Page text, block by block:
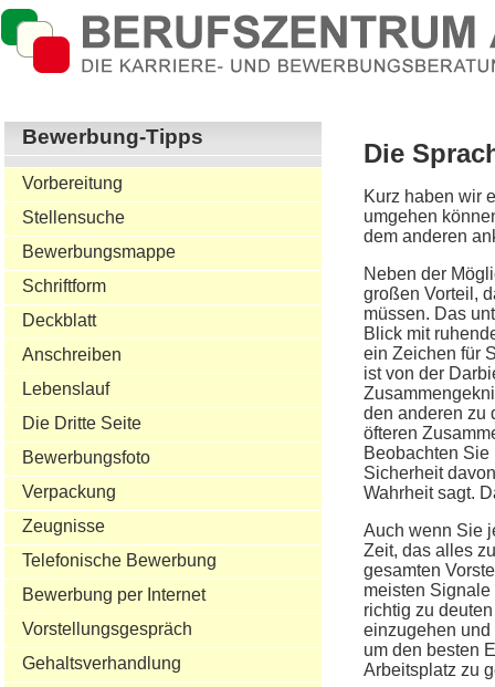
Bewerbung-Tipps
Vorbereitung
Stellensuche
Bewerbungsmappe
Schriftform
Deckblatt
Anschreiben
Lebenslauf
Die Dritte Seite
Bewerbungsfoto
Verpackung
Zeugnisse
Telefonische Bewerbung
Bewerbung per Internet
Vorstellungsgespräch
Gehaltsverhandlung
Die
Kurz haben wir
umgehen
dem anderen
Neben der
großen Vorteil,
müssen. Das
Blick mit
ein Zeichen für
ist von der
den anderen zu
öfteren
Beobachten
Sicherheit
Wahrheit sagt.
Auch wenn Sie
Zeit, das alles
gesamten
meisten
richtig zu
einzugehen
um den besten
Arbeitsplatz zu